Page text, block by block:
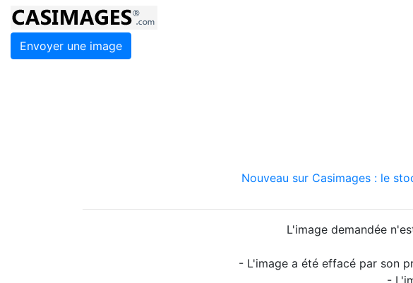
Envoyer une image
Nouveau sur Casimages : le
L'image demandée
- L'image a été effacé par son
-